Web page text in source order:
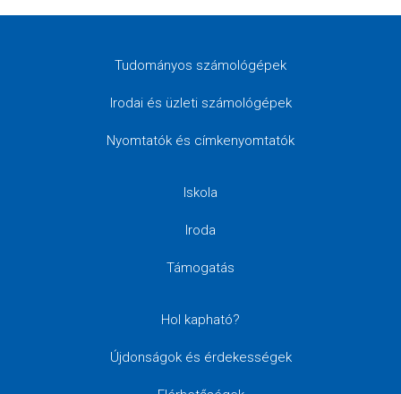
Tudományos számológépek
Irodai és üzleti számológépek
Nyomtatók és címkenyomtatók
Iskola
Iroda
Támogatás
Hol kapható?
Újdonságok és érdekességek